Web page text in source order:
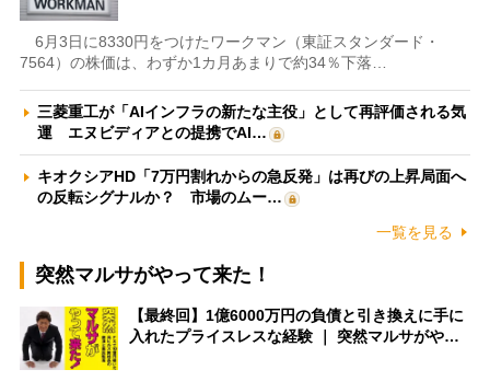
6月3日に8330円をつけたワークマン（東証スタンダード・
7564）の株価は、わずか1カ月あまりで約34％下落…
三菱重工が「AIインフラの新たな主役」として再評価される気
運 エヌビディアとの提携でAI…
キオクシアHD「7万円割れからの急反発」は再びの上昇局面へ
の反転シグナルか？ 市場のムー…
一覧を見る
突然マルサがやって来た！
【最終回】1億6000万円の負債と引き換えに手に
入れたプライスレスな経験 ｜ 突然マルサがや…